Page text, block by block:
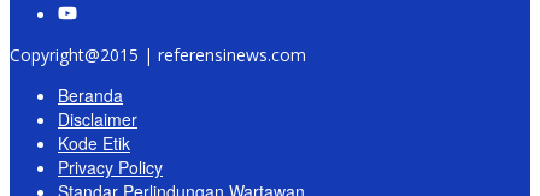
Copyright@2015 | referensinews.com
Beranda
Disclaimer
Kode Etik
Privacy Policy